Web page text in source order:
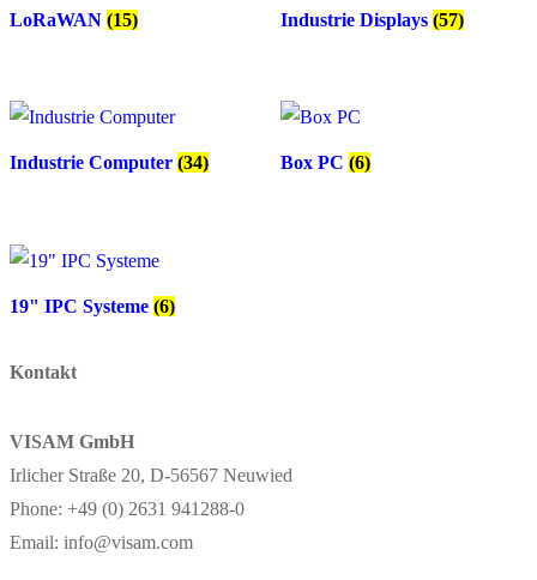
LoRaWAN (15) Industrie Displays (57)
Industrie Computer (34) Box PC (6)
19" IPC Systeme (6)
Kontakt
VISAM GmbH
Irlicher Straße 20, D-56567 Neuwied
Phone: +49 (0) 2631 941288-0
Email: info@visam.com